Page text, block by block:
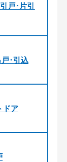
戸･片引
･引込
ドア